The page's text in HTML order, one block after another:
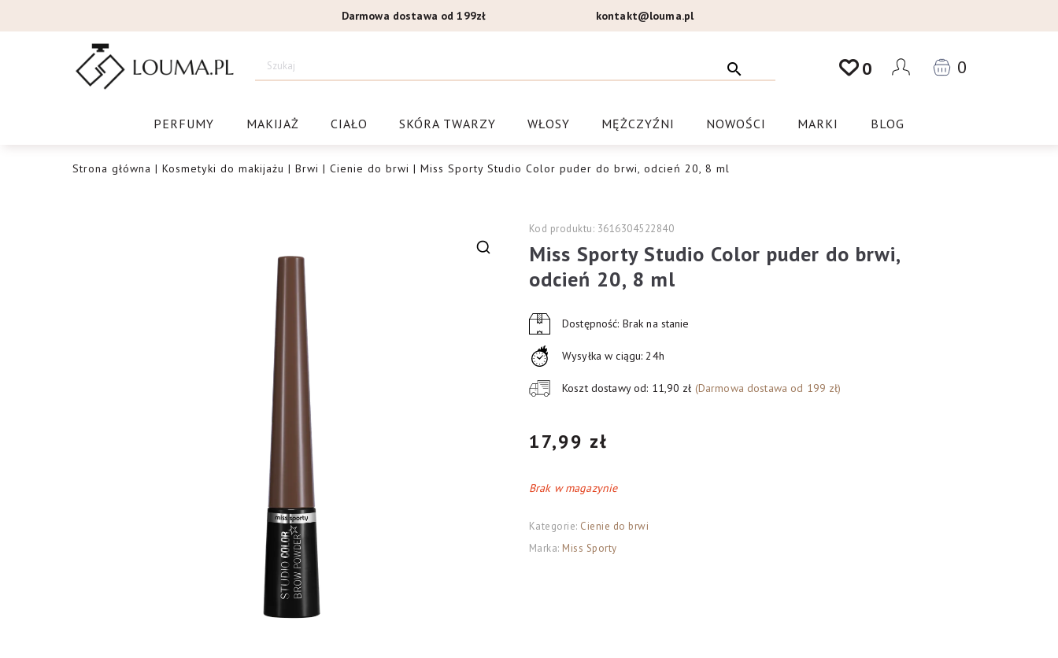
do
Darmowa dostawa od 199zł kontakt@louma.pl
Drogeria Louma.pl 0 0
PERFUMY MAKIJAŻ CIAŁO SKÓRA TWARZY WŁOSY MĘŻCZYŹNI NOWOŚCI MARKI BLOG
Strona główna | Kosmetyki do makijażu | Brwi | Cienie do brwi | Miss Sporty Studio Color puder do brwi, odcień 20, 8 ml
Kod produktu: 3616304522840
Miss Sporty Studio Color puder do brwi,
odcień 20, 8 ml
Dostępność: Brak na stanie
Wysyłka w ciągu: 24h
Koszt dostawy od: 11,90 zł (Darmowa dostawa od 199 zł)
17,99 zł
Brak w magazynie
Kategorie: Cienie do brwi
Marka: Miss Sporty